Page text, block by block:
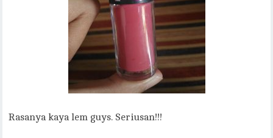
Rasanya kaya lem guys. Seriusan!!!